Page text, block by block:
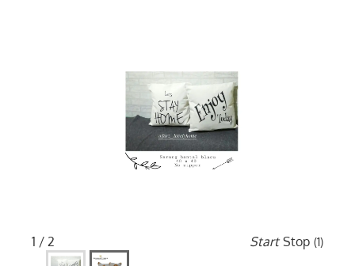
2 / 2 Start Stop (5)